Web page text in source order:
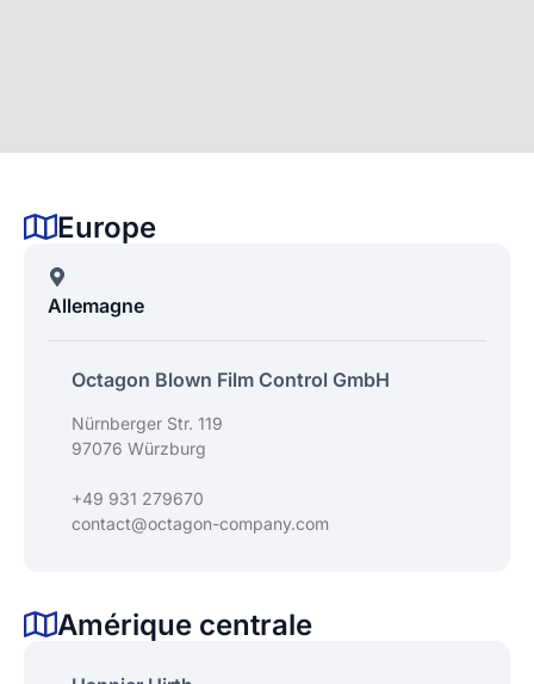
Europe
Allemagne
Octagon Blown Film Control GmbH
Nürnberger Str. 119
97076 Würzburg
+49 931 279670
contact@octagon-company.com
Amérique centrale